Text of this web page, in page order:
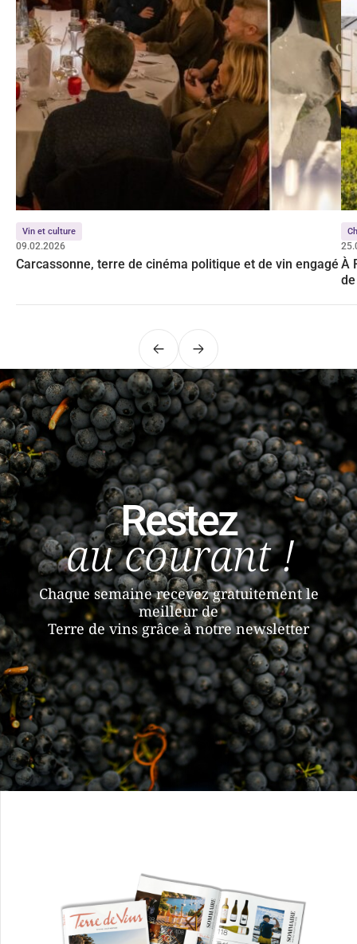
Vin et culture
09.02.2026
Carcassonne, terre de cinéma politique et de vin engagé À
PrécédentSuivant
Restez
au courant !
Chaque semaine recevez gratuitement le
meilleur de
Terre de vins grâce à notre newsletter